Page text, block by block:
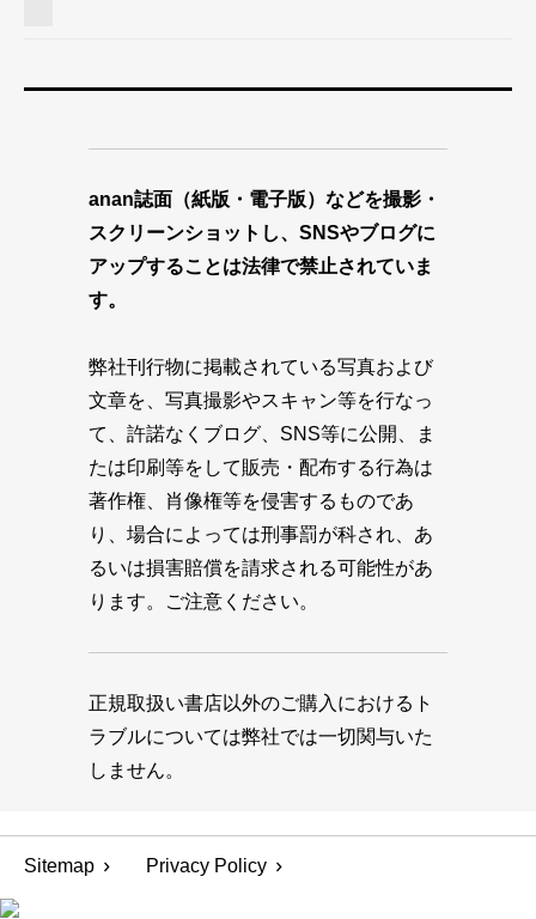
anan誌面（紙版・電子版）などを撮影・
スクリーンショットし、SNSやブログに
アップすることは法律で禁止されていま
す。
弊社刊行物に掲載されている写真および
文章を、写真撮影やスキャン等を行なっ
て、許諾なくブログ、SNS等に公開、ま
たは印刷等をして販売・配布する行為は
著作権、肖像権等を侵害するものであ
り、場合によっては刑事罰が科され、あ
るいは損害賠償を請求される可能性があ
ります。ご注意ください。
正規取扱い書店以外のご購入におけるト
ラブルについては弊社では一切関与いた
しません。
Sitemap Privacy Policy